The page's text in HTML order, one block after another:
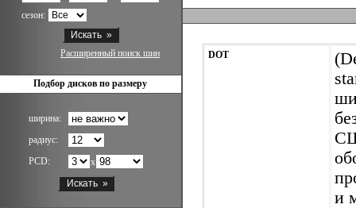
сезон:
Расширенный поиск шин
Подбор дисков по размеру
ширина:
радиус:
PCD:
x
DOT
и